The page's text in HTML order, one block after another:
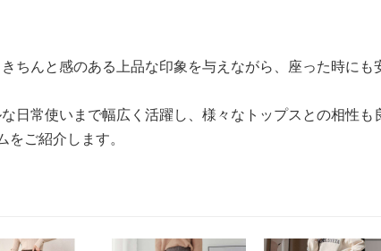
ちんと感のある上品な印象を与えながら、座った時に
日常使いまで幅広く活躍し、様々なトップスとの相性も
ご紹介します。